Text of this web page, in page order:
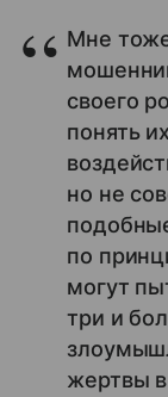
Мне
своего
понять
но не
по
могут
три и
жертвы